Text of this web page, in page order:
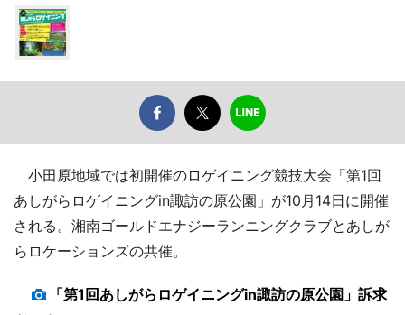
小田原地域では初開催のロゲイニング競技大会「第1回
あしがらロゲイニングin諏訪の原公園」が10月14日に開催
される。湘南ゴールドエナジーランニングクラブとあしが
らロケーションズの共催。
「第1回あしがらロゲイニングin諏訪の原公園」訴求